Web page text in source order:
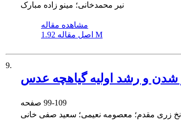
نیر محمدخانی؛ مینو زاده مبارک
مشاهده مقاله
اصل مقاله 1.92 M
9.
99-109
نخ زری مقدم؛ معصومه نعیمی؛ سعید صفی خانی